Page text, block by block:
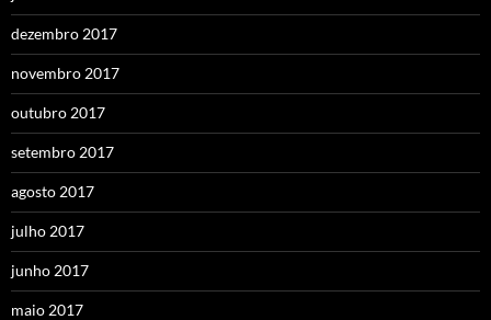
dezembro 2017
novembro 2017
outubro 2017
setembro 2017
agosto 2017
julho 2017
junho 2017
maio 2017